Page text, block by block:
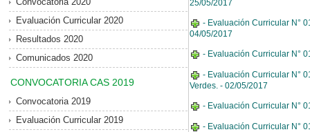
Evaluación Curricular 2020
Resultados 2020
Comunicados 2020
CONVOCATORIA CAS 2019
Convocatoria 2019
Evaluación Curricular 2019
25/05/2017
- Evaluación Curricular N°
04/05/2017
- Evaluación Curricular N°
- Evaluación Curricular N°
Verdes. - 02/05/2017
- Evaluación Curricular N°
- Evaluación Curricular N°